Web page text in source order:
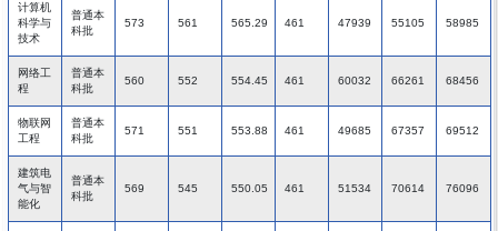
计算机
科学与
技术
普通本
科批
573 561 565.29 461 47939 55105 58985
网络工
程
普通本
科批
560 552 554.45 461 60032 66261 68456
物联网
工程
普通本
科批
571 551 553.88 461 49685 67357 69512
建筑电
气与智
能化
普通本
科批
569 545 550.05 461 51534 70614 76096